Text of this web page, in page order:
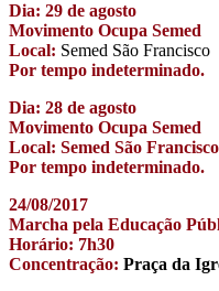
Dia: 29 de agosto
Movimento Ocupa Semed
Local: Semed São Francisco
Por tempo indeterminado.
Dia: 28 de agosto
Movimento Ocupa Semed
Local: Semed São Francisco
Por tempo indeterminado.
24/08/2017
Marcha pela Educação
Horário: 7h30
Concentração: Praça da